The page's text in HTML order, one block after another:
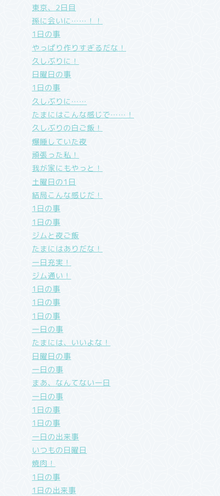
東京、2日目
孫に会いに……！！
1日の事
やっぱり作りすぎるだな！
久しぶりに！
日曜日の事
1日の事
久しぶりに……
たまにはこんな感じで……！
久しぶりの白ご飯！
爆睡していた夜
頑張った私！
我が家にもやっと！
土曜日の1日
結局こんな感じだ！
1日の事
1日の事
ジムと夜ご飯
たまにはありだな！
一日充実！
ジム通い！
1日の事
1日の事
1日の事
一日の事
たまには、いいよな！
日曜日の事
一日の事
まあ、なんてない一日
一日の事
1日の事
1日の事
一日の出来事
いつもの日曜日
焼肉！
1日の事
1日の出来事